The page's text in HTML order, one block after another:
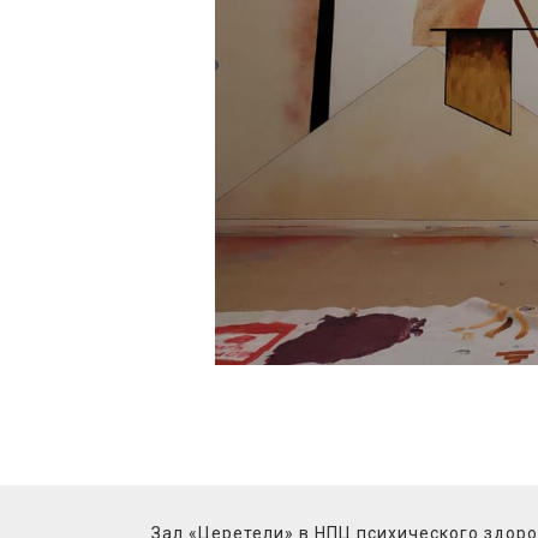
Зал «Церетели» в НПЦ психического